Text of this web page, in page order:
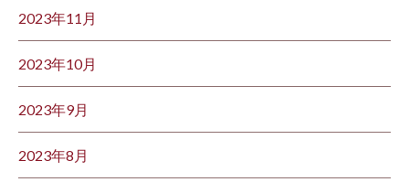
2023年11月
2023年10月
2023年9月
2023年8月